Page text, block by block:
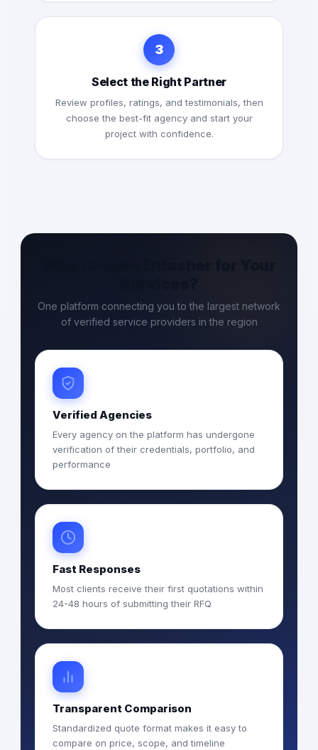
3
Select the Right Partner
Review profiles, ratings, and testimonials, then
choose the best-fit agency and start your
project with confidence.
One platform connecting you to the largest network
of verified service providers in the region
Verified Agencies
Every agency on the platform has undergone
verification of their credentials, portfolio, and
performance
Fast Responses
Most clients receive their first quotations within
24-48 hours of submitting their RFQ
Transparent Comparison
Standardized quote format makes it easy to
compare on price, scope, and timeline